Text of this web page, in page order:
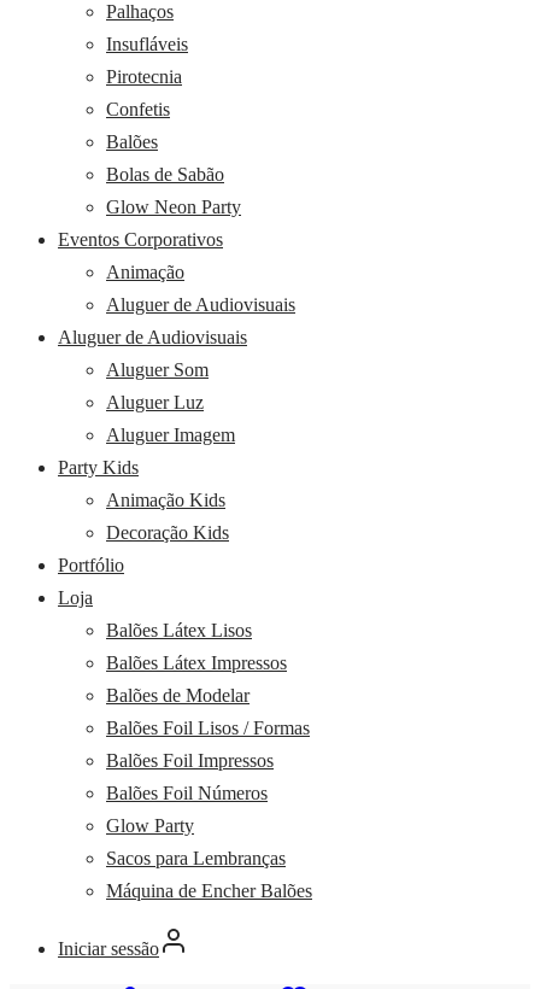
Palhaços
Insufláveis
Pirotecnia
Confetis
Balões
Bolas de Sabão
Glow Neon Party
Eventos Corporativos
Animação
Aluguer de Audiovisuais
Aluguer de Audiovisuais
Aluguer Som
Aluguer Luz
Aluguer Imagem
Party Kids
Animação Kids
Decoração Kids
Portfólio
Loja
Balões Látex Lisos
Balões Látex Impressos
Balões de Modelar
Balões Foil Lisos / Formas
Balões Foil Impressos
Balões Foil Números
Glow Party
Sacos para Lembranças
Máquina de Encher Balões
Iniciar sessão